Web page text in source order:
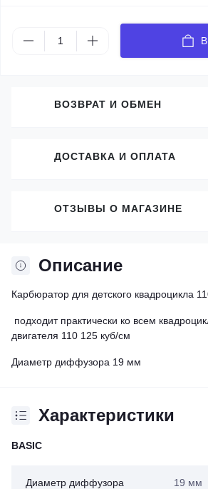
Описание
Карбюратор для детского квадроцикла
подходит практически ко всем
двигателя 110 125 куб/см
Диаметр диффузора 19 мм
Характеристики
BASIC
Диаметр диффузора 19 мм
ВОЗВРАТ И ОБМЕН
ДОСТАВКА И ОПЛАТА
ОТЗЫВЫ О МАГАЗИНЕ